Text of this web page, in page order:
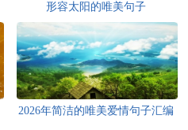
形容太阳的唯美句子
2026年简洁的唯美爱情句子汇编